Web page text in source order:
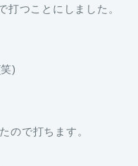
打つことにしました。
)
ので打ちます。